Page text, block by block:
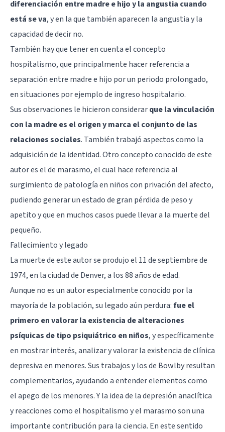
diferenciación entre madre e hijo y la angustia cuando
está se va, y en la que también aparecen la angustia y la
capacidad de decir no.
También hay que tener en cuenta el concepto
hospitalismo, que principalmente hacer referencia a
separación entre madre e hijo por un periodo prolongado,
en situaciones por ejemplo de ingreso hospitalario.
Sus observaciones le hicieron considerarque la vinculación
con la madre es el origen y marca el conjunto de las
relaciones sociales. También trabajó aspectos como la
adquisición de la identidad. Otro concepto conocido de este
autor es el de marasmo, el cual hace referencia al
surgimiento de patología en niños con privación del afecto,
pudiendo generar un estado de gran pérdida de peso y
apetito y que en muchos casos puede llevar a la muerte del
pequeño.
Fallecimiento y legado
La muerte de este autor se produjo el 11 de septiembre de
1974, en la ciudad de Denver, a los 88 años de edad.
Aunque no es un autor especialmente conocido por la
mayoría de la población, su legado aún perdura:fue el
primero en valorar la existencia de alteraciones
psíquicas de tipo psiquiátrico en niños, y específicamente
en mostrar interés, analizar y valorar la existencia de clínica
depresiva en menores. Sus trabajos y los de Bowlby resultan
complementarios, ayudando a entender elementos como
el apego de los menores. Y la idea de la depresión anaclítica
y reacciones como el hospitalismo y el marasmo son una
importante contribución para la ciencia. En este sentido